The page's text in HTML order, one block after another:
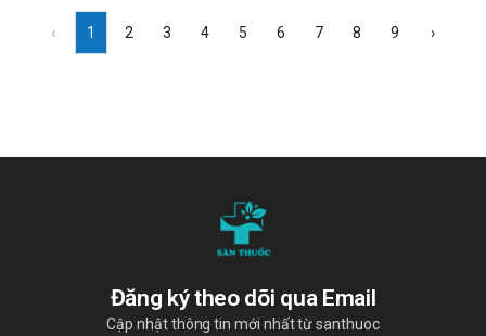
‹ 1 2 3 4 5 6 7 8 9 ›
Đăng ký theo dõi qua Email
Cập nhật thông tin mới nhất từ santhuoc